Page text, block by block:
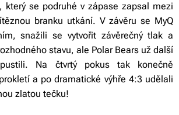
se podruhé v zápase zapsal mezi
branku utkání. V závěru se MyQ
snažili se vytvořit závěrečný tlak a
stavu, ale Polar Bears už další
Na čtvrtý pokus tak konečně
a po dramatické výhře 4:3 udělali
zlatou tečku!